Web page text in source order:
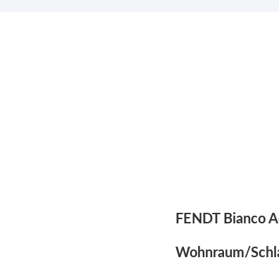
FENDT Bianco
Wohnraum/